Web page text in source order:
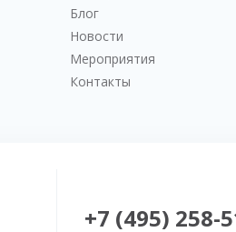
Блог
Новости
Мероприятия
Контакты
+7 (495) 258-